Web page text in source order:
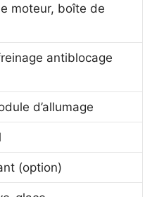
moteur, boîte de
antiblocage
d’allumage
(option)